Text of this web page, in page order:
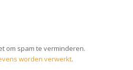
om spam te verminderen.
worden verwerkt.